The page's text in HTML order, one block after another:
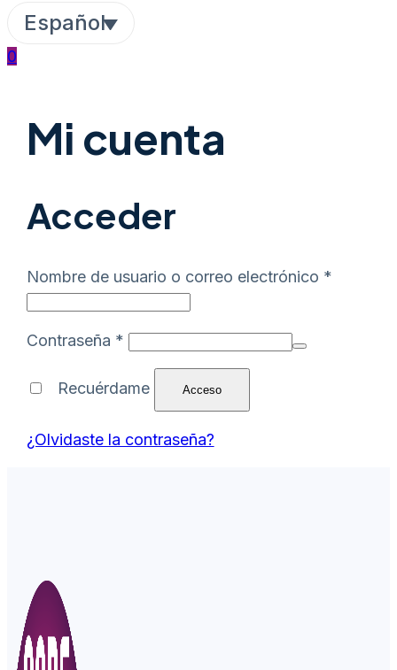
Español
0
Mi cuenta
Acceder
Nombre de usuario o correo electrónico *
Contraseña *Obligatorio
Recuérdame Acceso
¿Olvidaste la contraseña?